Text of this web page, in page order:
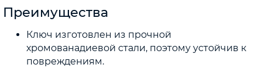
Преимущества
Ключ изготовлен из прочной
хромованадиевой стали, поэтому устойчив к
повреждениям.